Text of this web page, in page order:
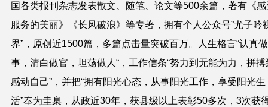
国各类报刊杂志发表散文、随笔、论文等500余篇，著有《感
服务的美丽》《长风破浪》等专著，拥有个人公众号”尤子吟
界”，原创近1500篇，多篇点击量突破百万。人生格言“认真做
事，清白做官，坦荡做人“，工作信条“努力到无能为力，拼搏
感动自己”，并把“拥有阳光心态，从事阳光工作，享受阳光生
活”奉为圭臬，从政近30年，获县级以上表彰50多次，3次获